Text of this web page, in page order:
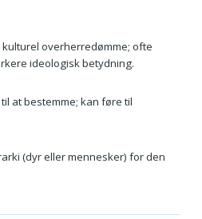
overherredømme; ofte
ideologisk betydning.
at bestemme; kan føre til
(dyr eller mennesker) for den